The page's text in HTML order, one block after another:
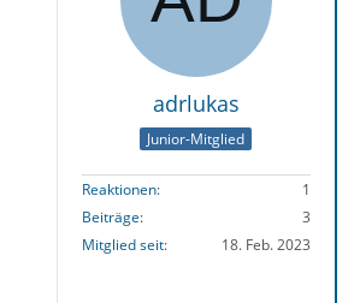
adrlukas
Junior-Mitglied
Reaktionen
1
Beiträge
3
Mitglied seit
18. Feb. 2023